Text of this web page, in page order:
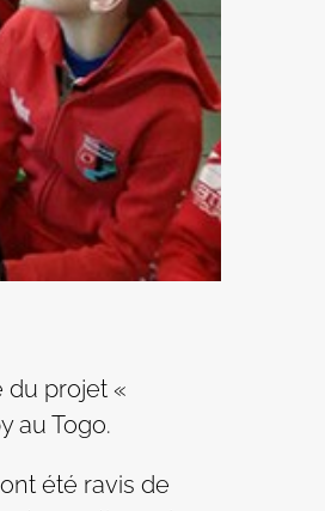
du projet «
au Togo.
été ravis de